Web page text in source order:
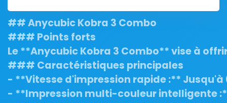
## Anycubic Kobra 3 Combo
### Points forts
Le **Anycubic Kobra 3 Combo** vise à
### Caractéristiques principales
- **Vitesse d'impression rapide :**
- **Impression multi-couleur intelligente